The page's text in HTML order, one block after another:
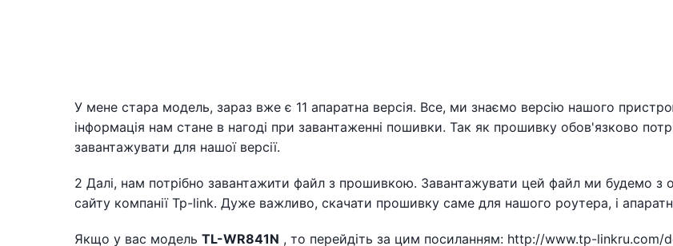
У мене стара модель, зараз вже є 11 апаратна версія. Все, ми знаємо версію нашого
інформація нам стане в нагоді при завантаженні пошивки. Так як прошивку обов'язково
завантажувати для нашої версії.
2 Далі, нам потрібно завантажити файл з прошивкою. Завантажувати цей файл ми будемо з
сайту компанії Tp-link. Дуже важливо, скачати прошивку саме для нашого роутера, і
Якщо у вас модель TL-WR841N , то перейдіть за цим посиланням: http://www.tp-linkru.com/